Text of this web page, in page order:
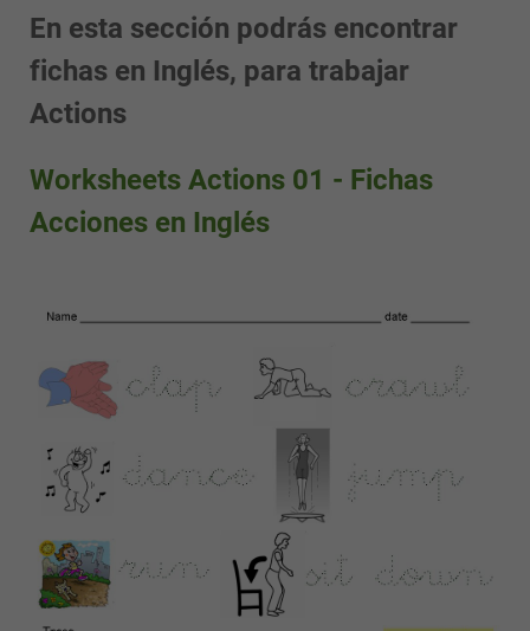
En esta sección podrás encontrar
fichas en Inglés, para trabajar
Actions
Worksheets Actions 01 - Fichas
Acciones en Inglés